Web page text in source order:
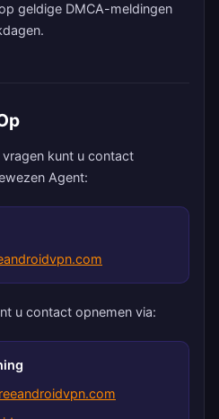
geldige DMCA-meldingen
kunt u contact
Agent:
u contact opnemen via: